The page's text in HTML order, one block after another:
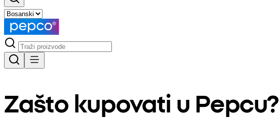
Zašto kupovati u Pepcu?